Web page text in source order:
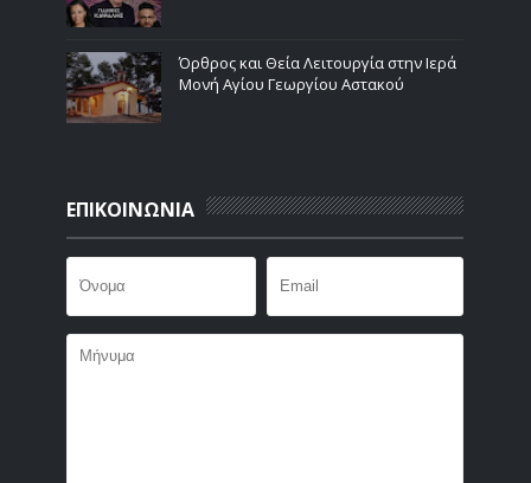
Όρθρος και Θεία Λειτουργία στην Ιερά
Μονή Αγίου Γεωργίου Αστακού
ΕΠΙΚΟΙΝΩΝΙΑ